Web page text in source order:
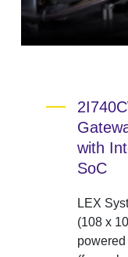
with
SoC
LEX
(108 x